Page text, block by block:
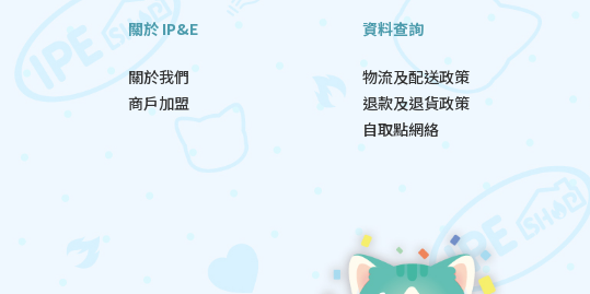
關於 IP&E
關於我們
商戶加盟
資料查詢
物流及配送政策
退款及退貨政策
自取點網絡